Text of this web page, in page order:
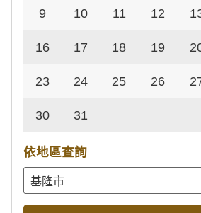
9 10 11 12
16 17 18 19
23 24 25 26
30 31
依地區查詢